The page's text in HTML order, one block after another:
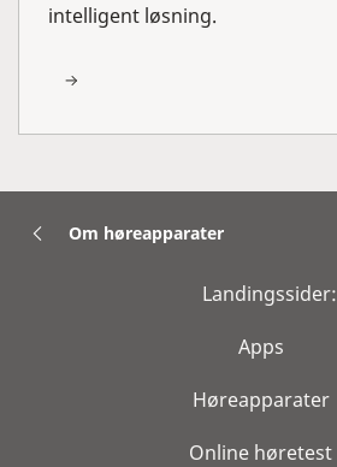
intelligent løsning.
Om høreapparater
Landingssider:
Apps
Høreapparater
Online høretest